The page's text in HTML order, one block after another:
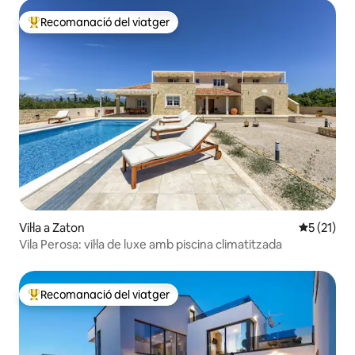
Principals recomanacions dels viatgers
Recomanació del viatger
Vil·la a Zaton 5 de
5 (21)
Vila Perosa: vil·la de luxe amb piscina climatitzada
Principals recomanacions dels viatgers
Recomanació del viatger